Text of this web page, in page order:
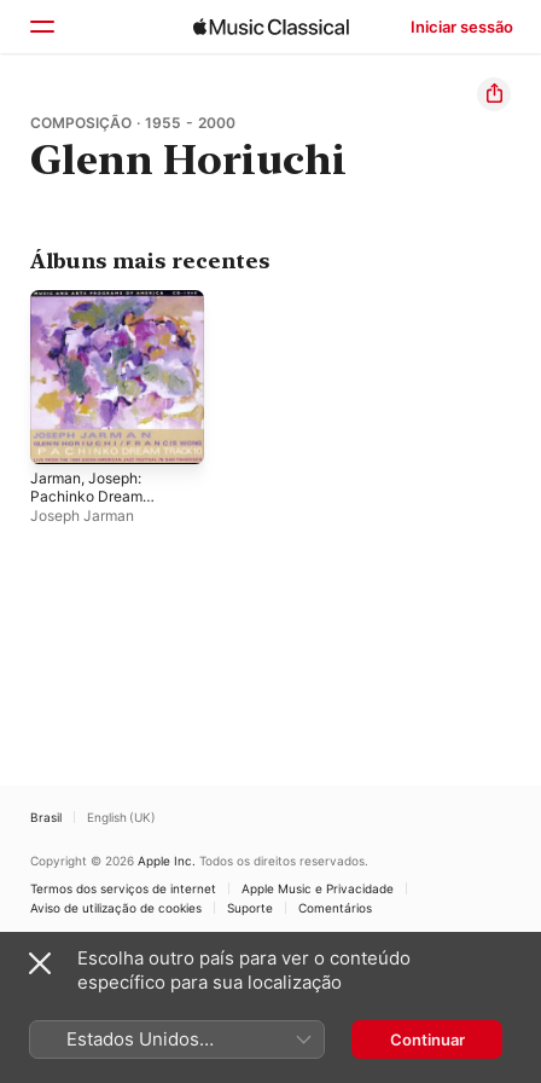
Iniciar sessão
Início
Explorar
COMPOSIÇÃO · 1955 - 2000
Glenn Horiuchi
Álbuns mais recentes
Jarman, Joseph:
Pachinko Dream
Track 10
Joseph Jarman
Brasil English (UK)
Copyright © 2026 Apple Inc. Todos os direitos reservados.
Termos dos serviços de internet
Apple Music e Privacidade
Aviso de utilização de cookies
Suporte Comentários
Escolha outro país para ver o conteúdo
específico para sua localização
Estados Unidos
(Português Brasil)
Continuar